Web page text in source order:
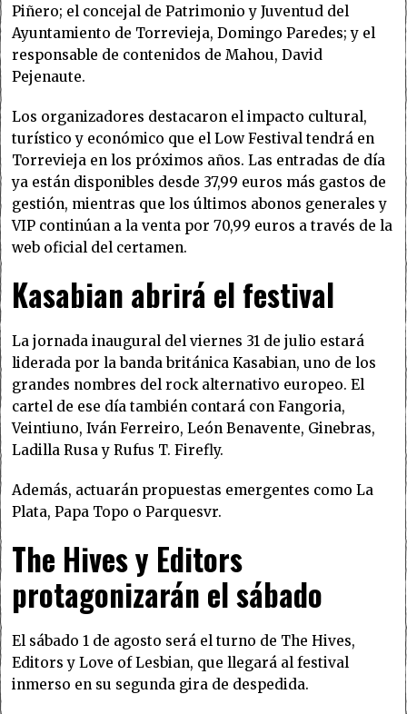
Piñero; el concejal de Patrimonio y Juventud del
Ayuntamiento de Torrevieja, Domingo Paredes; y el
responsable de contenidos de Mahou, David
Pejenaute.
Los organizadores destacaron el impacto cultural,
turístico y económico que el Low Festival tendrá en
Torrevieja en los próximos años. Las entradas de día
ya están disponibles desde 37,99 euros más gastos de
gestión, mientras que los últimos abonos generales y
VIP continúan a la venta por 70,99 euros a través de la
web oficial del certamen.
Kasabian abrirá el festival
La jornada inaugural del viernes 31 de julio estará
liderada por la banda británica Kasabian, uno de los
grandes nombres del rock alternativo europeo. El
cartel de ese día también contará con Fangoria,
Veintiuno, Iván Ferreiro, León Benavente, Ginebras,
Ladilla Rusa y Rufus T. Firefly.
Además, actuarán propuestas emergentes como La
Plata, Papa Topo o Parquesvr.
The Hives y Editors
protagonizarán el sábado
El sábado 1 de agosto será el turno de The Hives,
Editors y Love of Lesbian, que llegará al festival
inmerso en su segunda gira de despedida.